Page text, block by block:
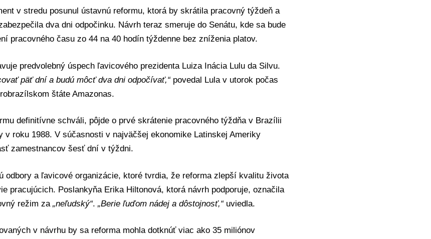
v stredu posunul ústavnú reformu, ktorá by skrátila pracovný týždeň a
dva dni odpočinku. Návrh teraz smeruje do Senátu, kde sa bude
pracovného času zo 44 na 40 hodín týždenne bez zníženia platov.
predvolebný úspech ľavicového prezidenta Luiza Inácia Lulu da Silvu.
päť dní a budú môcť dva dni odpočívať,“povedal Lula v utorok počas
štáte Amazonas.
definitívne schváli, pôjde o prvé skrátenie pracovného týždňa v Brazílii
v roku 1988. V súčasnosti v najväčšej ekonomike Latinskej Ameriky
zamestnancov šesť dní v týždni.
odbory a ľavicové organizácie, ktoré tvrdia, že reforma zlepší kvalitu života
pracujúcich. Poslankyňa Erika Hiltonová, ktorá návrh podporuje, označila
režim za „neľudský“. „Berie ľuďom nádej a dôstojnosť,“uviedla.
v návrhu by sa reforma mohla dotknúť viac ako 35 miliónov